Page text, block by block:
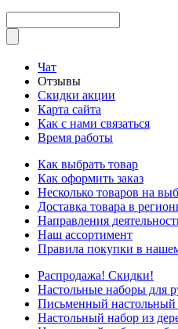
Чат
Отзывы
Скидки акции
Карта сайта
Как с нами связаться
Время работы
Как выбрать товар
Как оформить заказ
Несколько товаров на
Доставка товара в
Направления
Наш ассортимент
Правила покупки в
Распродажа! Скидки!
Настольные наборы для
Письменный настольный
Настольный набор из